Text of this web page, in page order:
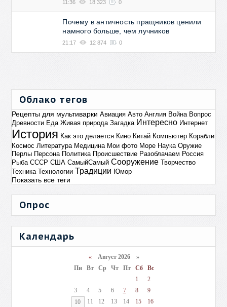
11:36 18 323 0
Почему в античность пращников ценили
намного больше, чем лучников
21:17 12 874 0
Облако тегов
Рецепты для мультиварки Авиация Авто Англия Война Вопрос
Древности Еда Живая природа Загадка Интересно Интернет
История Как это делается Кино Китай Компьютер Корабли
Космос Литература Медицина Мои фото Море Наука Оружие
Перлы Персона Политика Происшествие Разоблачаем Россия
Рыба СССР США СамыйСамый Сооружение Творчество
Техника Технологии Традиции Юмор
Показать все теги
Опрос
Календарь
«Август 2026 »
Пн
Вт Ср Чт Пт Сб
Вс
1
2
3
4 5 6 7 8
9
10
11 12 13 14 15 16